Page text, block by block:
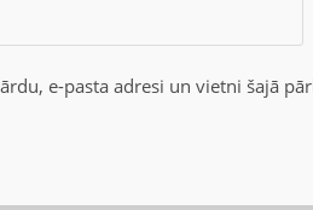
e-pasta adresi un vietni šajā